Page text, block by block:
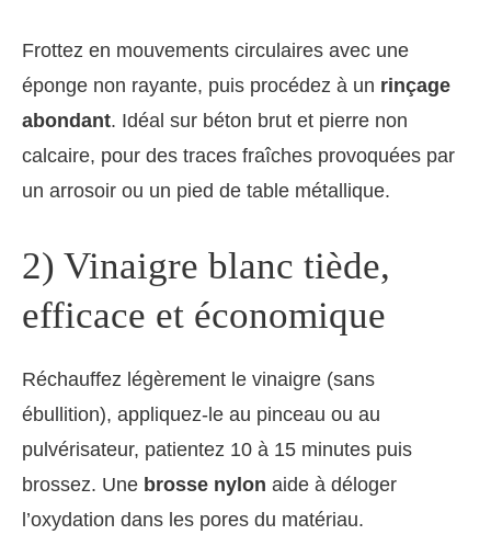
Frottez en mouvements circulaires avec une
éponge non rayante, puis procédez à un rinçage
abondant. Idéal sur béton brut et pierre non
calcaire, pour des traces fraîches provoquées par
un arrosoir ou un pied de table métallique.
2) Vinaigre blanc tiède,
efficace et économique
Réchauffez légèrement le vinaigre (sans
ébullition), appliquez-le au pinceau ou au
pulvérisateur, patientez 10 à 15 minutes puis
brossez. Une brosse nylon aide à déloger
l’oxydation dans les pores du matériau.